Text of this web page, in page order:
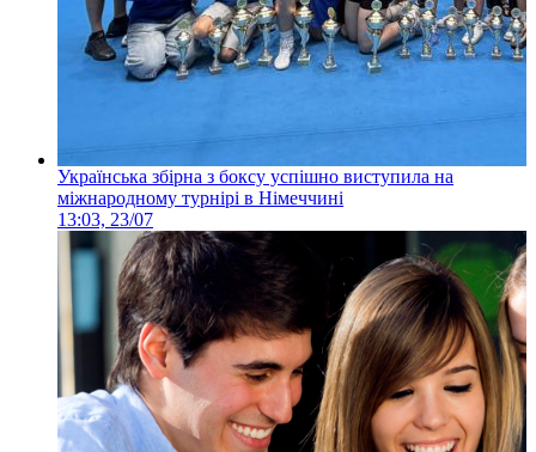
Українська збірна з боксу успішно виступила на
міжнародному турнірі в Німеччині
13:03, 23/07